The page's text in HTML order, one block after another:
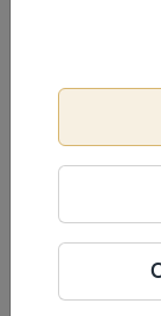
Съхранявайте
относителна
След отваряне
°С до 7 дни.
Описание